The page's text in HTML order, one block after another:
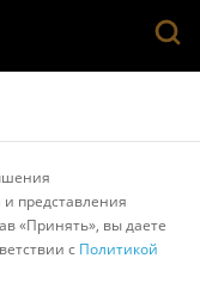
точки доступа и
и представления
«Принять», вы даете
с Политикой